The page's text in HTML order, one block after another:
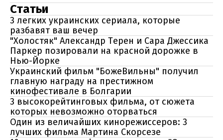
Статьи
3 легких украинских сериала, которые
разбавят ваш вечер
"Холостяк" Александр Терен и Сара Джессика
Паркер позировали на красной дорожке в
Нью-Йорке
Украинский фильм "БожеВильны" получил
главную награду на престижном
кинофестивале в Болгарии
3 высокорейтинговых фильма, от сюжета
которых невозможно оторваться
Один из величайших кинорежиссеров: 3
лучших фильма Мартина Скорсезе